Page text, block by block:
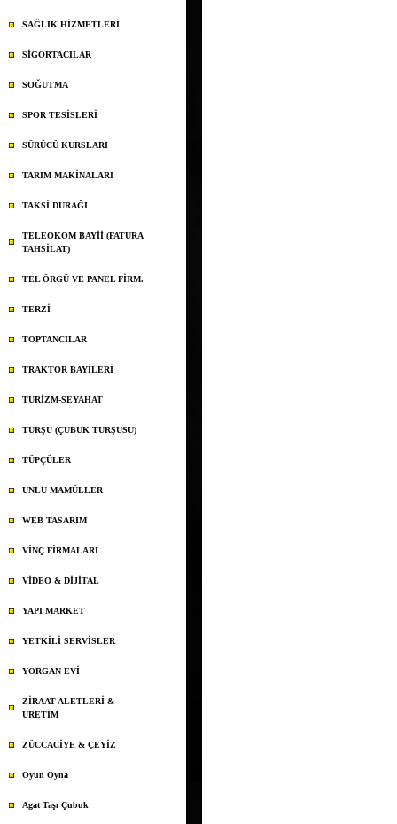
SAĞLIK HİZMETLERİ
SİGORTACILAR
SOĞUTMA
SPOR TESİSLERİ
SÜRÜCÜ KURSLARI
TARIM MAKİNALARI
TAKSİ DURAĞI
TELEOKOM BAYİİ (FATURA
TAHSİLAT)
TEL ÖRGÜ VE PANEL FİRM.
TERZİ
TOPTANCILAR
TRAKTÖR BAYİLERİ
TURİZM-SEYAHAT
TURŞU (ÇUBUK TURŞUSU)
TÜPÇÜLER
UNLU MAMÜLLER
WEB TASARIM
VİNÇ FİRMALARI
VİDEO & DİJİTAL
YAPI MARKET
YETKİLİ SERVİSLER
YORGAN EVİ
ZİRAAT ALETLERİ &
ÜRETİM
ZÜCCACİYE & ÇEYİZ
Oyun Oyna
Agat Taşı Çubuk